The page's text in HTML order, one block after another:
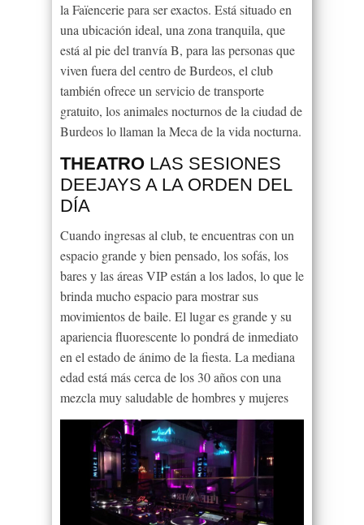
la Faïencerie para ser exactos. Está situado en
una ubicación ideal, una zona tranquila, que
está al pie del tranvía B, para las personas que
viven fuera del centro de Burdeos, el club
también ofrece un servicio de transporte
gratuito, los animales nocturnos de la ciudad de
Burdeos lo llaman la Meca de la vida nocturna.
THEATRO LAS SESIONES
DEEJAYS A LA ORDEN DEL
DÍA
Cuando ingresas al club, te encuentras con un
espacio grande y bien pensado, los sofás, los
bares y las áreas VIP están a los lados, lo que le
brinda mucho espacio para mostrar sus
movimientos de baile. El lugar es grande y su
apariencia fluorescente lo pondrá de inmediato
en el estado de ánimo de la fiesta. La mediana
edad está más cerca de los 30 años con una
mezcla muy saludable de hombres y mujeres